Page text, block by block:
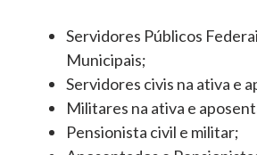
Servidores Públicos
Municipais;
Servidores civis na ativa e
Militares na ativa e
Pensionista civil e militar;